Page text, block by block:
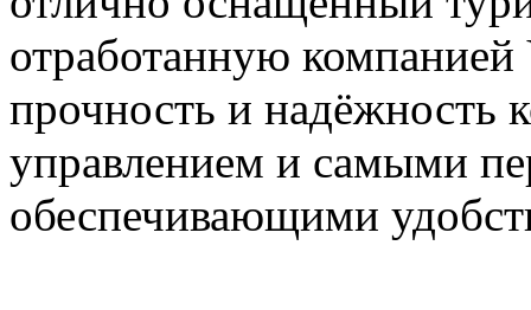
отработанную компанией
прочность и надёжность
управлением и самыми
обеспечивающими